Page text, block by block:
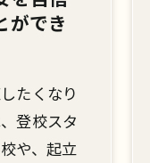
本当に
！
こちらの質
ターネット
なかった内